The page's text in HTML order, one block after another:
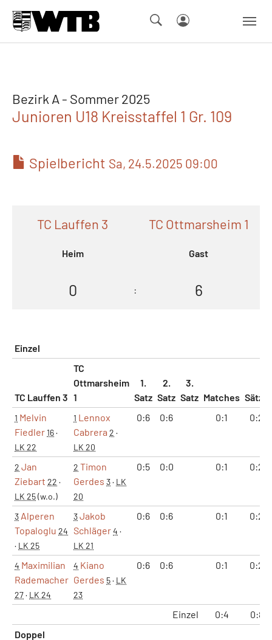
Bezirk A - Sommer 2025
Junioren U18 Kreisstaffel 1 Gr. 109
Spielbericht Sa, 24.5.2025 09:00
TC Lauffen 3
Heim
TC Ottmarsheim 1
Gast
0 : 6
Einzel
TC Lauffen 3
TC
Ottmarsheim
1
1.
Satz
2.
Satz
3.
Satz Matches Sätze
1 Melvin
Fiedler16·
LK 22
1 Lennox
Cabrera 2 ·
LK 20
0:6 0:6 0:1 0:2
2 Jan
Ziebart 22 ·
LK 25(w.o.)
2 Timon
Gerdes 3· LK
20
0:5 0:0 0:1 0:2
3 Alperen
Topaloglu 24
· LK 25
3Jakob
Schläger4 ·
LK 21
0:6 0:6 0:1 0:2
4 Maximilian
Rademacher
27· LK 24
4 Kiano
Gerdes 5· LK
23
0:6 0:6 0:1 0:2
Einzel 0:4
0:8
Doppel